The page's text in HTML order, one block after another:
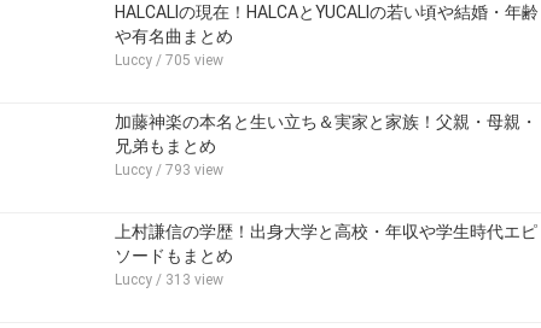
HALCALIの現在！HALCAとYUCALIの若い頃や結婚・年齢
や有名曲まとめ
Luccy / 705 view
加藤神楽の本名と生い立ち＆実家と家族！父親・母親・
兄弟もまとめ
Luccy / 793 view
上村謙信の学歴！出身大学と高校・年収や学生時代エピ
ソードもまとめ
Luccy / 313 view